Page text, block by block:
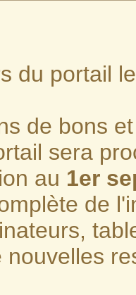
du portail
de bons
sera
au 1er
de
nouvelles